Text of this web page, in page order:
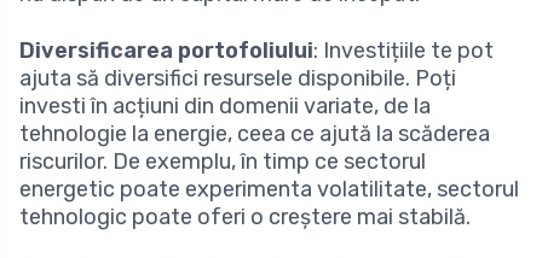
Diversificarea portofoliului: Investițiile te pot
ajuta să diversifici resursele disponibile. Poți
investi în acțiuni din domenii variate, de la
tehnologie la energie, ceea ce ajută la scăderea
riscurilor. De exemplu, în timp ce sectorul
energetic poate experimenta volatilitate, sectorul
tehnologic poate oferi o creștere mai stabilă.